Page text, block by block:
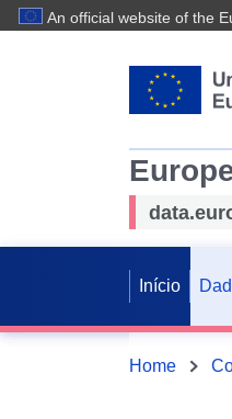
An official website of the
Início
Home